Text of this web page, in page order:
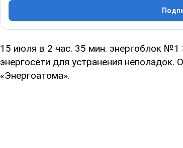
15 июля в 2 час. 35 мин. энергоблок
энергосети для устранения
«Энергоатома».